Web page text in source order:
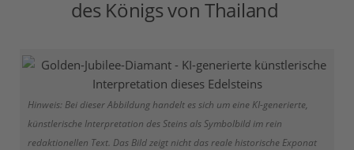
des Königs von Thailand
Hinweis: Bei dieser Abbildung handelt es sich um eine KI-generierte,
künstlerische Interpretation des Steins als Symbolbild im rein
redaktionellen Text. Das Bild zeigt nicht das reale historische Exponat